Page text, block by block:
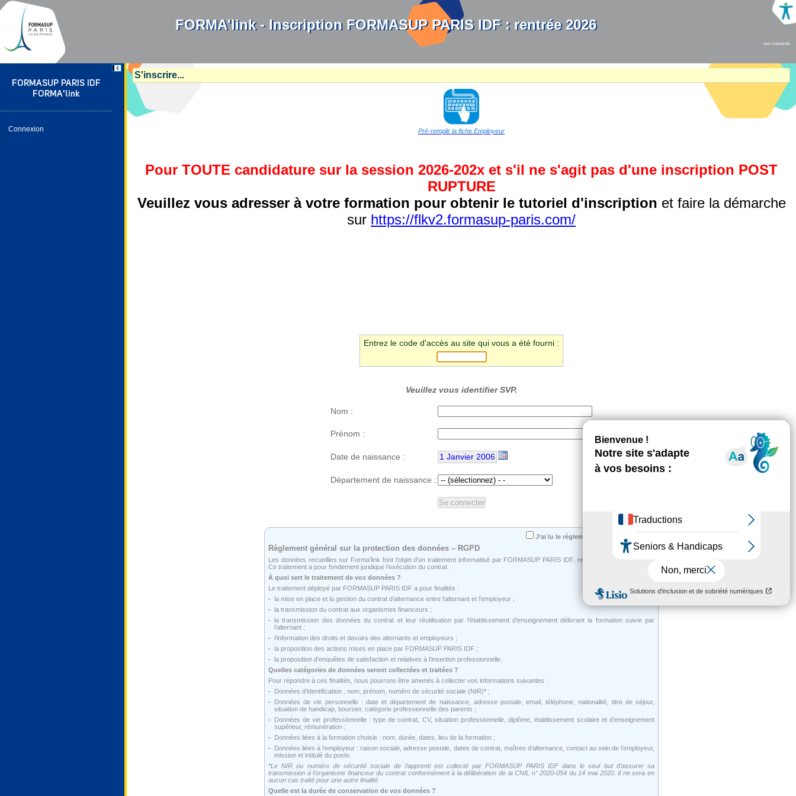
FORMA'link - Inscription FORMASUP PARIS IDF : rentrée 2026
non connecté.
FORMASUP PARIS IDF
FORMA'link
Connexion
S'inscrire...
Pré-remplir la fiche Employeur
Pour TOUTE candidature sur la session 2026-202x et s'il ne s'agit pas d'une inscription POST
RUPTURE
Veuillez vous adresser à votre formation pour obtenir le tutoriel d'inscription et faire la démarche
sur https://flkv2.formasup-paris.com/
Entrez le code d'accès au site qui vous a été fourni :
Veuillez vous identifier SVP.
Nom :
Prénom :
Date de naissance : 1 Janvier 2006
Département de naissance :
J‘ai lu le règlement exposé ci-dessous
Règlement général sur la protection des données – RGPD
Les données recueillies sur Forma’link font l’objet d’un traitement informatisé par FORMASUP PARIS IDF, responsable de traitement.
Ce traitement a pour fondement juridique l’exécution du contrat.
À quoi sert le traitement de vos données ?
Le traitement déployé par FORMASUP PARIS IDF a pour finalités :
- la mise en place et la gestion du contrat d’alternance entre l’alternant et l’employeur ;
- la transmission du contrat aux organismes financeurs ;
- la transmission des données du contrat et leur réutilisation par l’établissement d’enseignement délivrant la formation suivie par
l’alternant ;
- l’information des droits et devoirs des alternants et employeurs ;
- la proposition des actions mises en place par FORMASUP PARIS IDF ;
- la proposition d’enquêtes de satisfaction et relatives à l’insertion professionnelle.
Quelles catégories de données seront collectées et traitées ?
Pour répondre à ces finalités, nous pourrons être amenés à collecter vos informations suivantes :
- Données d’identification : nom, prénom, numéro de sécurité sociale (NIR)* ;
- Données de vie personnelle : date et département de naissance, adresse postale, email, téléphone, nationalité, titre de séjour,
situation de handicap, boursier, catégorie professionnelle des parents ;
- Données de vie professionnelle : type de contrat, CV, situation professionnelle, diplôme, établissement scolaire et d’enseignement
supérieur, rémunération ;
- Données liées à la formation choisie : nom, durée, dates, lieu de la formation ;
- Données liées à l’employeur : raison sociale, adresse postale, dates de contrat, maîtres d’alternance, contact au sein de l’employeur,
mission et intitulé du poste.
*Le NIR ou numéro de sécurité sociale de l’apprenti est collecté par FORMASUP PARIS IDF dans le seul but d’assurer sa
transmission à l’organisme financeur du contrat conformément à la délibération de la CNIL n° 2020-054 du 14 mai 2020. Il ne sera en
aucun cas traité pour une autre finalité.
Quelle est la durée de conservation de vos données ?